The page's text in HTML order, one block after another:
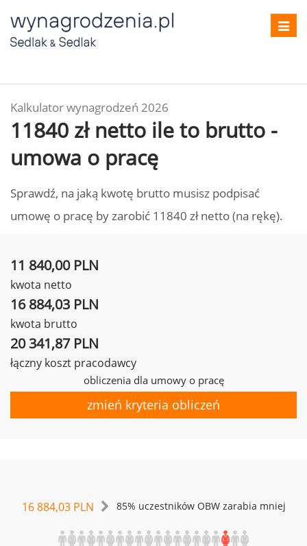
Kalkulator wynagrodzeń 2026
11840 zł netto ile to brutto -
umowa o pracę
Sprawdź, na jaką kwotę brutto musisz podpisać
umowę o pracę by zarobić 11840 zł netto (na rękę).
11 840,00 PLN
kwota netto
16 884,03 PLN
kwota brutto
20 341,87 PLN
łączny koszt pracodawcy
obliczenia dla umowy o pracę
zmień kryteria obliczeń
16 884,03 PLN 85% uczestników OBW zarabia mniej